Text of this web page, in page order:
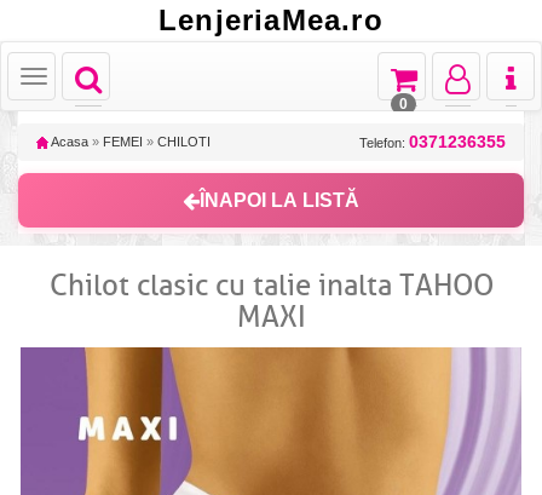
LenjeriaMea.ro
Toggle
navigation
Toggle
Toggle
navigation
Toggle
navigation
Toggle
navigation
0
Acasa » FEMEI » CHILOTI Telefon: 0371236355
ÎNAPOI LA LISTĂ
Chilot clasic cu talie inalta TAHOO
MAXI